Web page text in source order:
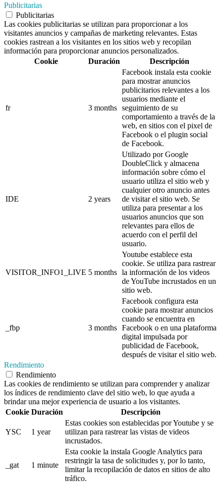
Publicitarias
Publicitarias
Las cookies publicitarias se utilizan para proporcionar a los
visitantes anuncios y campañas de marketing relevantes. Estas
cookies rastrean a los visitantes en los sitios web y recopilan
información para proporcionar anuncios personalizados.
Cookie
Duración Descripción
fr 3 months
Facebook instala esta cookie
para mostrar anuncios
publicitarios relevantes a los
usuarios mediante el
seguimiento de su
comportamiento a través de la
web, en sitios con el pixel de
Facebook o el plugin social
de Facebook.
IDE 2 years
Utilizado por Google
DoubleClick y almacena
información sobre cómo el
usuario utiliza el sitio web y
cualquier otro anuncio antes
de visitar el sitio web. Se
utiliza para presentar a los
usuarios anuncios que son
relevantes para ellos de
acuerdo con el perfil del
usuario.
VISITOR_INFO1_LIVE 5 months
Youtube establece esta
cookie. Se utiliza para rastrear
la información de los videos
de YouTube incrustados en un
sitio web.
_fbp 3 months
Facebook configura esta
cookie para mostrar anuncios
cuando se encuentra en
Facebook o en una plataforma
digital impulsada por
publicidad de Facebook,
después de visitar el sitio web.
Rendimiento
Rendimiento
Las cookies de rendimiento se utilizan para comprender y analizar
los índices de rendimiento clave del sitio web, lo que ayuda a
brindar una mejor experiencia de usuario a los visitantes.
Cookie Duración Descripción
YSC 1 year
Estas cookies son establecidas por Youtube y se
utilizan para rastrear las vistas de videos
incrustados.
_gat 1 minute
Esta cookie la instala Google Analytics para
restringir la tasa de solicitudes y, por lo tanto,
limitar la recopilación de datos en sitios de alto
tráfico.